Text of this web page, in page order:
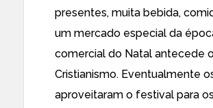
presentes, muita bebida,
um mercado especial da
comercial do Natal antecede
Cristianismo. Eventualmente
aproveitaram o festival para